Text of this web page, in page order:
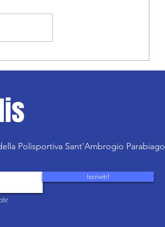
Calcio: allenamenti aperti
Polisportiva Sant'Ambrogio Parabiago
Iscriviti!